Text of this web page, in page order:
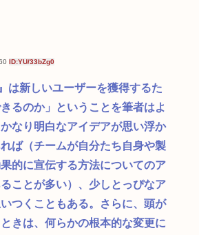
ID:YU/33bZg0
は新しいユーザーを獲得するた
るのか」ということを筆者はよ
なり明白なアイデアが思い浮か
ば（チームが自分たち自身や製
的に宣伝する方法についてのア
ことが多い）、少しとっぴなア
つくこともある。さらに、頭が
きは、何らかの根本的な変更に